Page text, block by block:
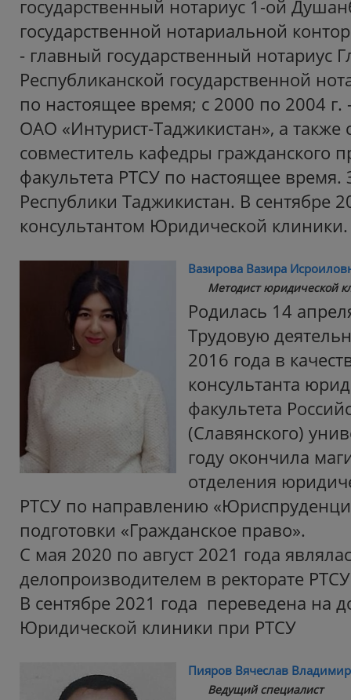
государственный нотариус 1-ой
государственной нотариальной
- главный государственный нотариус
Республиканской государственной
по настоящее время; с 2000 по 2004 г.
ОАО «Интурист-Таджикистан», а также
совместитель кафедры гражданского
факультета РТСУ по настоящее
Республики Таджикистан. В сентябре
консультантом Юридической клиники.
Вазирова Вазира
Методист юридической
Родилась 14
Трудовую
2016 года в
консультанта
факультета
(Славянского)
году окончила
отделения
РТСУ по направлению
подготовки «Гражданское право».
С мая 2020 по август 2021 года
делопроизводителем в ректорате
В сентябре 2021 года переведена на
Юридической клиники при РТСУ
Пияров Вячеслав
Ведущий специалист